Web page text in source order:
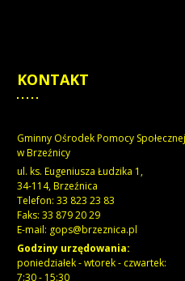
KONTAKT
Gminny Ośrodek Pomocy Społecznej
w Brzeźnicy
ul. ks. Eugeniusza Łudzika 1,
34-114, Brzeźnica
Telefon: 33 823 23 83
Faks: 33 879 20 29
E-mail: gops@brzeznica.pl
Godziny urzędowania:
poniedziałek - wtorek - czwartek:
7:30 - 15:30